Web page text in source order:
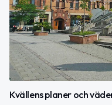
Kvällens planer och